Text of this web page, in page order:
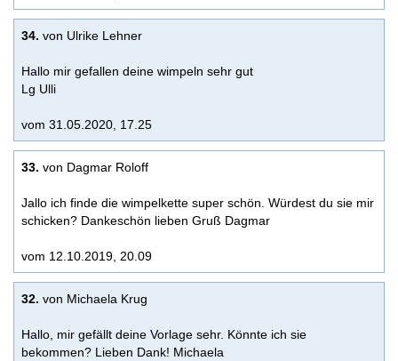
34. von Ulrike Lehner
Hallo mir gefallen deine wimpeln sehr gut
Lg Ulli
vom 31.05.2020, 17.25
33. von Dagmar Roloff
Jallo ich finde die wimpelkette super schön. Würdest du sie mir
schicken? Dankeschön lieben Gruß Dagmar
vom 12.10.2019, 20.09
32. von Michaela Krug
Hallo, mir gefällt deine Vorlage sehr. Könnte ich sie
bekommen? Lieben Dank! Michaela